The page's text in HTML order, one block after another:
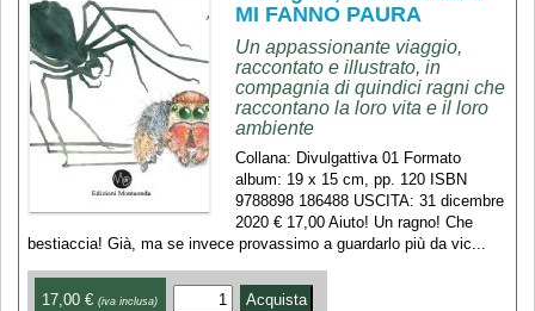
MI FANNO PAURA
Un appassionante viaggio,
raccontato e illustrato, in
compagnia di quindici ragni che
raccontano la loro vita e il loro
ambiente
Collana: Divulgattiva 01 Formato
album: 19 x 15 cm, pp. 120 ISBN
9788898 186488 USCITA: 31 dicembre
2020 € 17,00 Aiuto! Un ragno! Che
bestiaccia! Già, ma se invece provassimo a guardarlo più da vic...
17,00 € (iva inclusa)